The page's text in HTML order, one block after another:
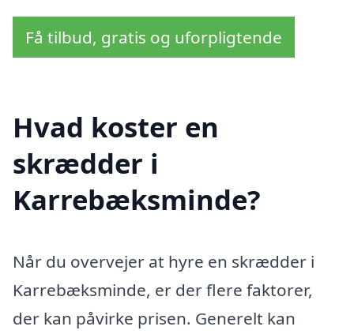
Få tilbud, gratis og uforpligtende
Hvad koster en
skrædder i
Karrebæksminde?
Når du overvejer at hyre en skrædder i
Karrebæksminde, er der flere faktorer,
der kan påvirke prisen. Generelt kan